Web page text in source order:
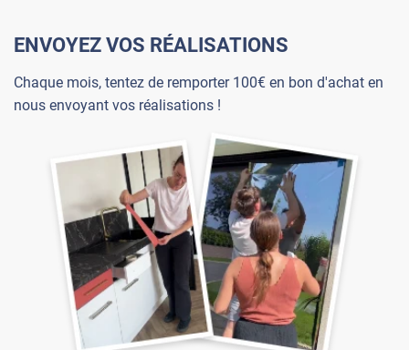
ENVOYEZ VOS RÉALISATIONS
Chaque mois, tentez de remporter 100€ en bon d'achat en
nous envoyant vos réalisations !